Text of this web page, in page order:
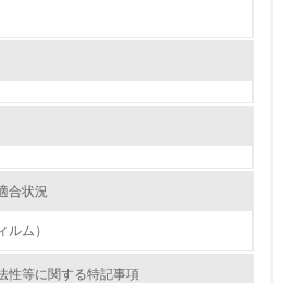
5.
的に検証して次の活動に活
合状況
ム）
性等に関する特記事項